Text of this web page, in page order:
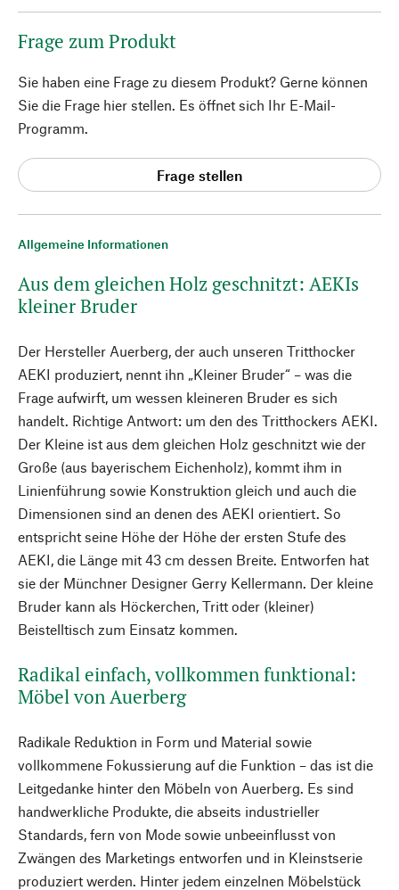
Allgemeine Informationen
Aus dem gleichen Holz geschnitzt: AEKIs
kleiner Bruder
Der Hersteller Auerberg, der auch unseren Tritthocker
AEKI produziert, nennt ihn „Kleiner Bruder“ – was die
Frage aufwirft, um wessen kleineren Bruder es sich
handelt. Richtige Antwort: um den des Tritthockers AEKI.
Der Kleine ist aus dem gleichen Holz geschnitzt wie der
Große (aus bayerischem Eichenholz), kommt ihm in
Linienführung sowie Konstruktion gleich und auch die
Dimensionen sind an denen des AEKI orientiert. So
entspricht seine Höhe der Höhe der ersten Stufe des
AEKI, die Länge mit 43 cm dessen Breite. Entworfen hat
sie der Münchner Designer Gerry Kellermann. Der kleine
Bruder kann als Höckerchen, Tritt oder (kleiner)
Beistelltisch zum Einsatz kommen.
Radikal einfach, vollkommen funktional:
Möbel von Auerberg
Radikale Reduktion in Form und Material sowie
vollkommene Fokussierung auf die Funktion – das ist die
Leitgedanke hinter den Möbeln von Auerberg. Es sind
handwerkliche Produkte, die abseits industrieller
Standards, fern von Mode sowie unbeeinflusst von
Zwängen des Marketings entworfen und in Kleinstserie
produziert werden. Hinter jedem einzelnen Möbelstück
Frage zum Produkt
Sie haben eine Frage zu diesem Produkt? Gerne können
Sie die Frage hier stellen. Es öffnet sich Ihr E-Mail-
Programm.
Frage stellen